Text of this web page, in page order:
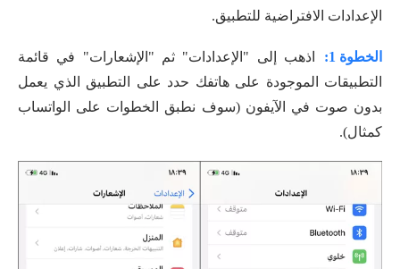
الإعدادات الافتراضية للتطبيق.
الخطوة 1:
اذهب إلى "الإعدادات" ثم "الإشعارات" في قائمة
التطبيقات الموجودة على هاتفك حدد على التطبيق الذي يعمل
بدون صوت في الآيفون (سوف نطبق الخطوات على الواتساب
كمثال).